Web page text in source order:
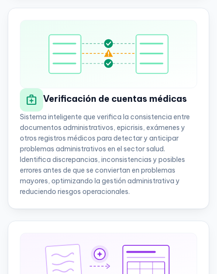
medical_services Verificación de cuentas médicas
Sistema inteligente que verifica la consistencia entre
documentos administrativos, epicrisis, exámenes y
otros registros médicos para detectar y anticipar
problemas administrativos en el sector salud.
Identifica discrepancias, inconsistencias y posibles
errores antes de que se conviertan en problemas
mayores, optimizando la gestión administrativa y
reduciendo riesgos operacionales.